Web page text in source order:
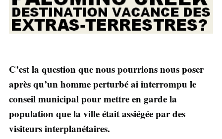
C’est la question que nous pourrions nous poser
après qu’un homme perturbé ai interrompu le
conseil municipal pour mettre en garde la
population que la ville était assiégée par des
visiteurs interplanétaires.